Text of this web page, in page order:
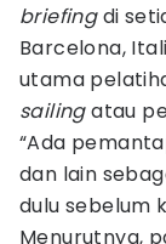
briefingdi
Barcelona,
utama
sailingatau
“Ada
dan lain
dulu sebelum
Menurutnya,